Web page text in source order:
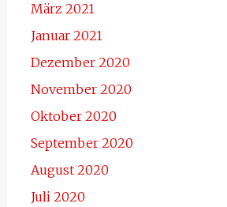
März 2021
Januar 2021
Dezember 2020
November 2020
Oktober 2020
September 2020
August 2020
Juli 2020